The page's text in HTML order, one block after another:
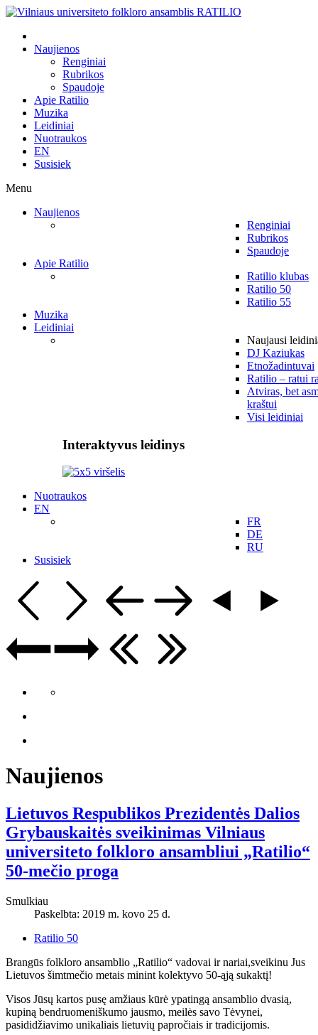
Naujienos
Renginiai
Rubrikos
Spaudoje
Apie Ratilio
Muzika
Leidiniai
Nuotraukos
EN
Susisiek
Menu
Naujienos
Renginiai
Rubrikos
Spaudoje
Apie Ratilio
Ratilio klubas
Ratilio 50
Ratilio 55
Muzika
Leidiniai
Naujausi
DJ Kaziukas
Etnožadintuvai
Ratilio – ratui
Atviras, bet
kraštui
Visi leidiniai
Interaktyvus leidinys
Nuotraukos
EN
FR
DE
RU
Susisiek
Naujienos
Lietuvos Respublikos Prezidentės Dalios
Grybauskaitės sveikinimas Vilniaus
universiteto folkloro ansambliui „Ratilio“
50-mečio proga
Smulkiau
Paskelbta: 2019 m. kovo 25 d.
Ratilio 50
Brangūs folkloro ansamblio „Ratilio“ vadovai ir nariai,sveikinu Jus
Lietuvos šimtmečio metais minint kolektyvo 50-ąją sukaktį!
Visos Jūsų kartos pusę amžiaus kūrė ypatingą ansamblio dvasią,
kupiną bendruomeniškumo jausmo, meilės savo Tėvynei,
pasididžiavimo unikaliais lietuvių papročiais ir tradicijomis.